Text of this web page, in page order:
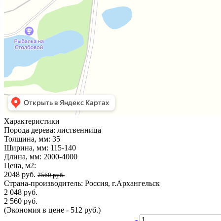
Характеристики
Порода дерева: лиственница
Толщина, мм: 35
Ширина, мм: 115-140
Длина, мм: 2000-4000
Цена, м2:
2048 руб. 2560 руб.
Страна-производитель: Россия, г.Архангельск
2 048 руб.
2 560 руб.
(Экономия в цене - 512 руб.)